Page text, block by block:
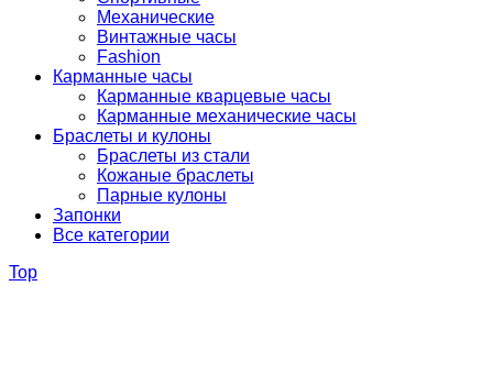
Механические
Винтажные часы
Fashion
Карманные часы
Карманные кварцевые часы
Карманные механические часы
Браслеты и кулоны
Браслеты из стали
Кожаные браслеты
Парные кулоны
Запонки
Все категории
Top